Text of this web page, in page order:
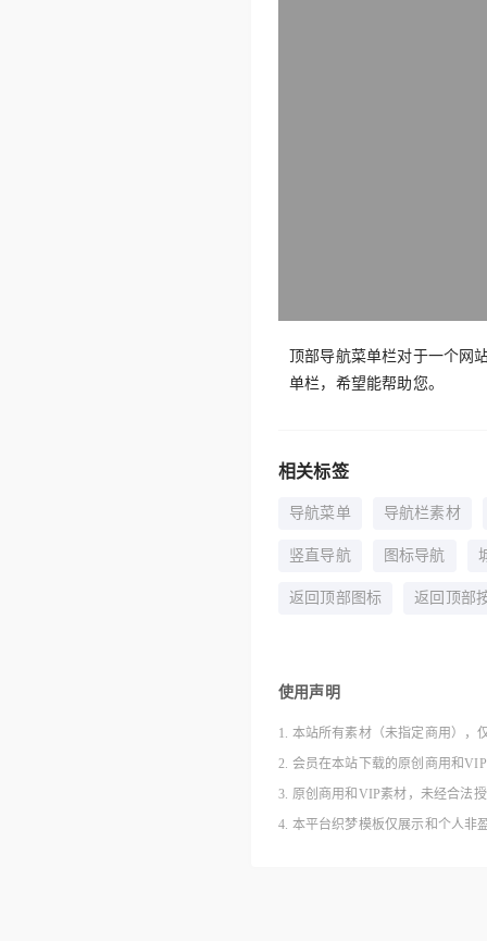
顶部导航菜单栏对于一个网
单栏，希望能帮助您。
相关标签
导航菜单 导航栏素材
竖直导航 图标导航
返回顶部图标 返回顶部
使用声明
1. 本站所有素材（未指定商用），
2. 会员在本站下载的原创商用和
3. 原创商用和VIP素材，未经合法
4. 本平台织梦模板仅展示和个人非